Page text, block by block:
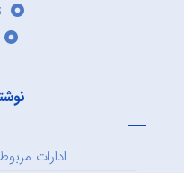
ادارات